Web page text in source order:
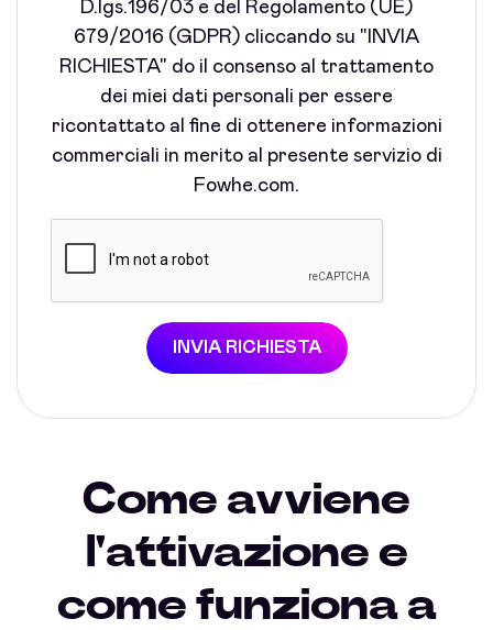
D.lgs.196/03 e del Regolamento (UE)
679/2016 (GDPR) cliccando su "INVIA
RICHIESTA" do il consenso al trattamento
dei miei dati personali per essere
ricontattato al fine di ottenere informazioni
commerciali in merito al presente servizio di
Fowhe.com.
INVIA RICHIESTA
Come avviene
l'attivazione e
come funziona a